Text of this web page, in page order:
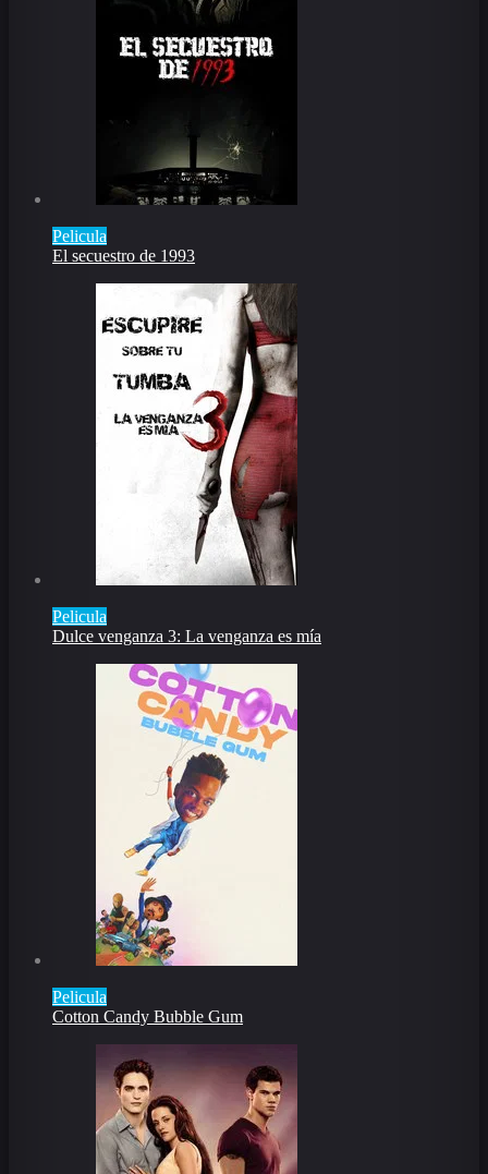
Pelicula
El secuestro de 1993
Pelicula
Dulce venganza 3: La venganza es mía
Pelicula
Cotton Candy Bubble Gum